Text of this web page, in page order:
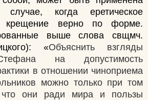
когда еретическое
крещение верно по форме.
выше слова свщмч.
«Объяснить взгляды
на допустимость
в отношении чиноприема
можно только при том
что они ради мира и пользы